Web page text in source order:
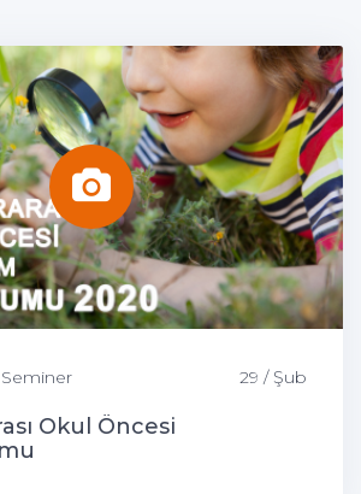
29 / Şub
Okul Öncesi